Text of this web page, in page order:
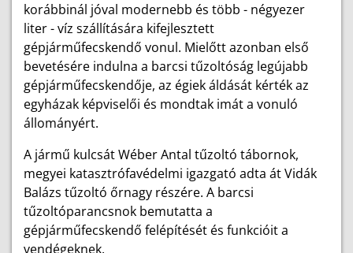
korábbinál jóval modernebb és több - négyezer
liter - víz szállítására kifejlesztett
gépjárműfecskendő vonul. Mielőtt azonban első
bevetésére indulna a barcsi tűzoltóság legújabb
gépjárműfecskendője, az égiek áldását kérték az
egyházak képviselői és mondtak imát a vonuló
állományért.
A jármű kulcsát Wéber Antal tűzoltó tábornok,
megyei katasztrófavédelmi igazgató adta át Vidák
Balázs tűzoltó őrnagy részére. A barcsi
tűzoltóparancsnok bemutatta a
gépjárműfecskendő felépítését és funkcióit a
vendégeknek.